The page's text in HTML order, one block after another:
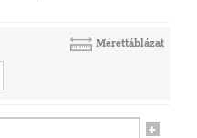
Mérettáblázat
+